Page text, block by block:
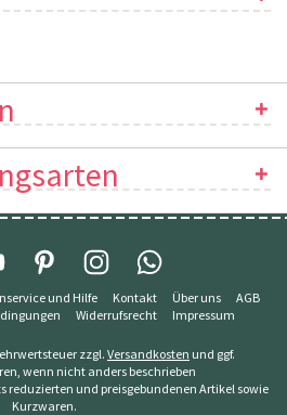
und Hilfe Kontakt Über uns
AGB
Widerrufsrecht Impressum
zzgl.Versandkosten und ggf.
wenn nicht anders beschrieben
reduzierten und preisgebundenen Artikel sowie
Kurzwaren.